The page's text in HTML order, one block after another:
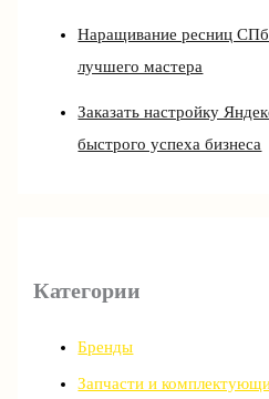
Наращивание ресниц
лучшего мастера
Заказать настройку
быстрого успеха бизнеса
Категории
Бренды
Запчасти и